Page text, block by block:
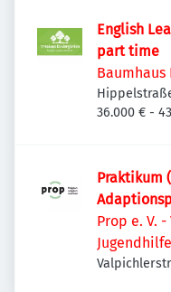
English
part time
Baumhaus
Deutschland
36.000 € -
Praktikum
Prop e. V.